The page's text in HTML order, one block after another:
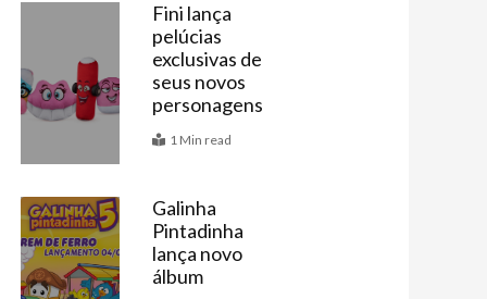
Fini lança
pelúcias
exclusivas de
seus novos
personagens
1 Min read
Últimas
Galinha
Pintadinha
lança novo
álbum